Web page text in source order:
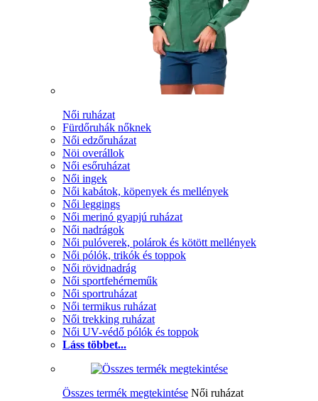
Női ruházat
Fürdőruhák nőknek
Női edzőruházat
Nöi overállok
Női esőruházat
Női ingek
Női kabátok, köpenyek és mellények
Női leggings
Női merinó gyapjú ruházat
Női nadrágok
Női pulóverek, polárok és kötött mellények
Női pólók, trikók és toppok
Női rövidnadrág
Női sportfehérneműk
Női sportruházat
Női termikus ruházat
Női trekking ruházat
Női UV-védő pólók és toppok
Láss többet...
Összes termék megtekintése Női ruházat